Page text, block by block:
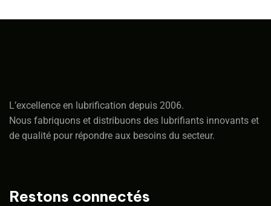
L’excellence en lubrification depuis 2006.
Nous fabriquons et distribuons des lubrifiants innovants et
de qualité pour répondre aux besoins du secteur.
Restons connectés